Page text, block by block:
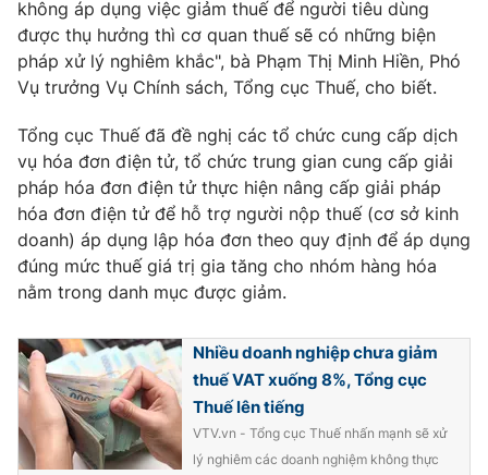
không áp dụng việc giảm thuế để người tiêu dùng
được thụ hưởng thì cơ quan thuế sẽ có những biện
pháp xử lý nghiêm khắc", bà Phạm Thị Minh Hiền, Phó
Vụ trưởng Vụ Chính sách, Tổng cục Thuế, cho biết.
Tổng cục Thuế đã đề nghị các tổ chức cung cấp dịch
vụ hóa đơn điện tử, tổ chức trung gian cung cấp giải
pháp hóa đơn điện tử thực hiện nâng cấp giải pháp
hóa đơn điện tử để hỗ trợ người nộp thuế (cơ sở kinh
doanh) áp dụng lập hóa đơn theo quy định để áp dụng
đúng mức thuế giá trị gia tăng cho nhóm hàng hóa
nằm trong danh mục được giảm.
Nhiều doanh nghiệp chưa giảm
thuế VAT xuống 8%, Tổng cục
Thuế lên tiếng
VTV.vn - Tổng cục Thuế nhấn mạnh sẽ xử
lý nghiêm các doanh nghiệm không thực